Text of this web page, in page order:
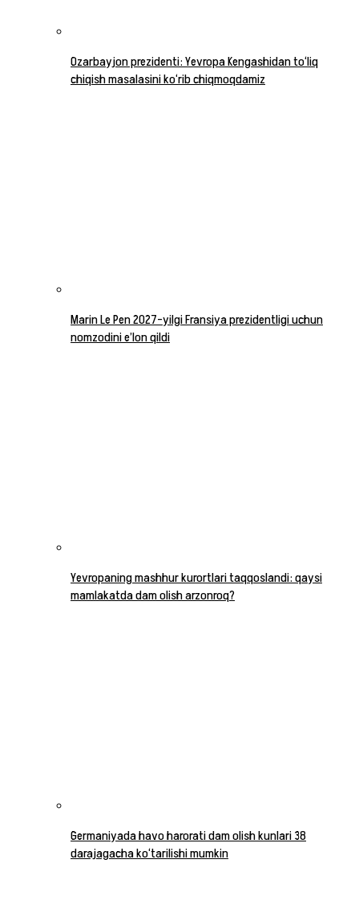
Ozarbayjon prezidenti: Yevropa Kengashidan to‘liq
chiqish masalasini ko‘rib chiqmoqdamiz
Marin Le Pen 2027-yilgi Fransiya prezidentligi uchun
nomzodini e’lon qildi
Yevropaning mashhur kurortlari taqqoslandi: qaysi
mamlakatda dam olish arzonroq?
Germaniyada havo harorati dam olish kunlari 38
darajagacha ko‘tarilishi mumkin